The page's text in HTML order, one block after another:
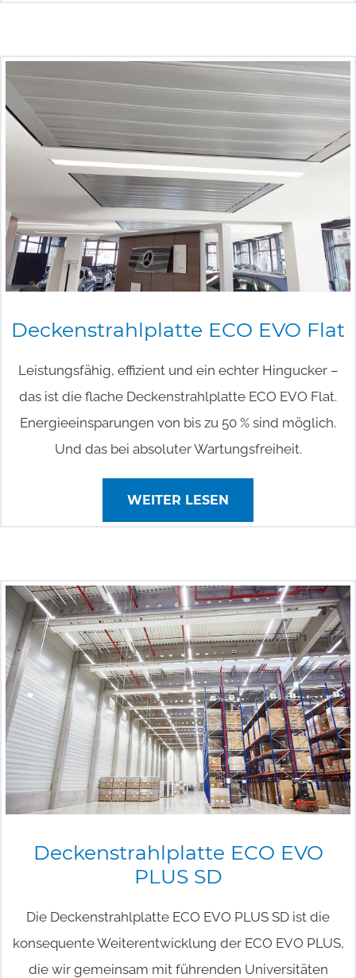
Deckenstrahlplatte ECO EVO Flat
Leistungsfähig, effizient und ein echter Hingucker –
das ist die flache Decken­strahlplatte ECO EVO Flat.
Energie­einsparungen von bis zu 50 % sind möglich.
Und das bei absoluter Wartungsfreiheit.
WEITER LESEN
Deckenstrahlplatte ECO EVO
PLUS SD
Die Deckenstrahlplatte ECO EVO PLUS SD ist die
konsequente Weiterentwicklung der ECO EVO PLUS,
die wir gemeinsam mit führenden Universitäten